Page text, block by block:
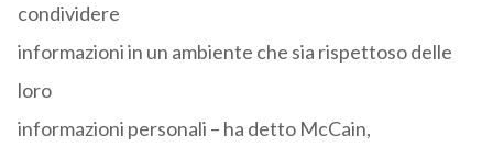
condividere
informazioni in un ambiente che sia rispettoso delle
loro
informazioni personali – ha detto McCain,